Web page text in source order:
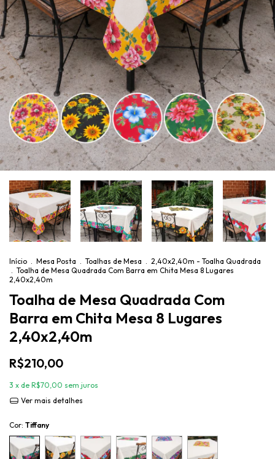
Início . Mesa Posta . Toalhas de Mesa . 2,40x2,40m - Toalha Quadrada
. Toalha de Mesa Quadrada Com Barra em Chita Mesa 8 Lugares
2,40x2,40m
Toalha de Mesa Quadrada Com
Barra em Chita Mesa 8 Lugares
2,40x2,40m
R$210,00
3 x de R$70,00 sem juros
Ver mais detalhes
Cor: Tiffany